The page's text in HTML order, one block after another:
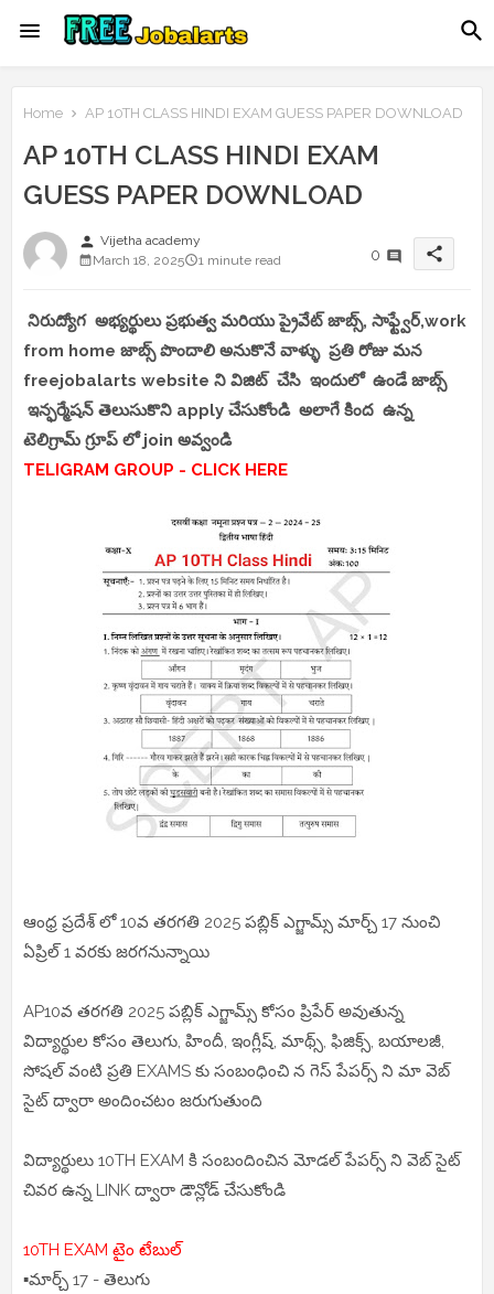
Home AP 10TH CLASS HINDI EXAM GUESS PAPER DOWNLOAD
AP 10TH CLASS HINDI EXAM
GUESS PAPER DOWNLOAD
person Vijetha academy
March 18, 2025
1 minute read 0 share
నిరుద్యోగ అభ్యర్థులు ప్రభుత్వ మరియు ప్రైవేట్ జాబ్స్, సాఫ్ట్వేర్,work
from home జాబ్స్ పొందాలి అనుకొనే వాళ్ళు ప్రతి రోజు మన
freejobalarts website ని విజిట్ చేసి ఇందులో ఉండే జాబ్స్
ఇన్ఫర్మేషన్ తెలుసుకొని apply చేసుకోండి అలాగే కింద ఉన్న
టెలిగ్రామ్ గ్రూప్ లో join అవ్వండి
TELIGRAM GROUP - CLICK HERE
ఆంధ్ర ప్రదేశ్ లో 10వ తరగతి 2025 పబ్లిక్ ఎగ్జామ్స్ మార్చ్ 17 నుంచి
ఏప్రిల్ 1 వరకు జరగనున్నాయి
AP10వ తరగతి 2025 పబ్లిక్ ఎగ్జామ్స్ కోసం ప్రిపేర్ అవుతున్న
విద్యార్థుల కోసం తెలుగు, హిందీ, ఇంగ్లీష్, మాథ్స్, ఫిజిక్స్, బయాలజీ,
సోషల్ వంటి ప్రతి EXAMS కు సంబంధించి న గెస్ పేపర్స్ ని మా వెబ్
సైట్ ద్వారా అందించటం జరుగుతుంది
విద్యార్థులు 10TH EXAM కి సంబందించిన మోడల్ పేపర్స్ ని వెబ్ సైట్
చివర ఉన్న LINK ద్వారా డౌన్లోడ్ చేసుకోండి
10TH EXAM టైం టేబుల్
▪️మార్చ్ 17 - తెలుగు